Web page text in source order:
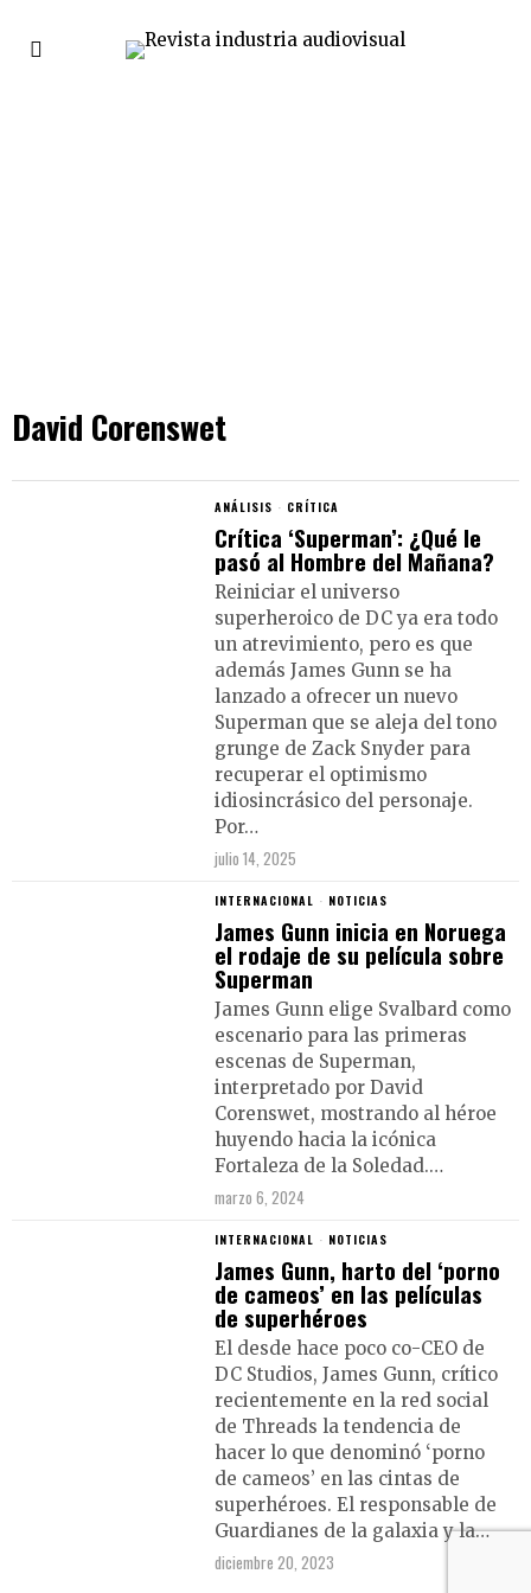
David Corenswet
ANÁLISIS · CRÍTICA
Crítica ‘Superman’: ¿Qué le
pasó al Hombre del Mañana?
Reiniciar el universo
superheroico de DC ya era todo
un atrevimiento, pero es que
además James Gunn se ha
lanzado a ofrecer un nuevo
Superman que se aleja del tono
grunge de Zack Snyder para
recuperar el optimismo
idiosincrásico del personaje.
Por…
julio 14, 2025
INTERNACIONAL · NOTICIAS
James Gunn inicia en Noruega
el rodaje de su película sobre
Superman
James Gunn elige Svalbard como
escenario para las primeras
escenas de Superman,
interpretado por David
Corenswet, mostrando al héroe
huyendo hacia la icónica
Fortaleza de la Soledad.…
marzo 6, 2024
INTERNACIONAL · NOTICIAS
James Gunn, harto del ‘porno
de cameos’ en las películas
de superhéroes
El desde hace poco co-CEO de
DC Studios, James Gunn, crítico
recientemente en la red social
de Threads la tendencia de
hacer lo que denominó ‘porno
de cameos’ en las cintas de
superhéroes. El responsable de
Guardianes de la galaxia y la…
diciembre 20, 2023